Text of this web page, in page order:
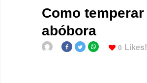
Como temperar
abóbora
0 Likes!